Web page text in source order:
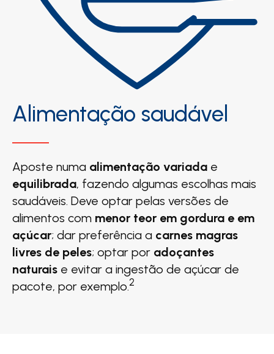
Alimentação saudável
Aposte numa alimentação variada e
equilibrada, fazendo algumas escolhas mais
saudáveis. Deve optar pelas versões de
alimentos com menor teor em gordura e em
açúcar; dar preferência a carnes magras
livres de peles; optar por adoçantes
naturais e evitar a ingestão de açúcar de
pacote, por exemplo.2